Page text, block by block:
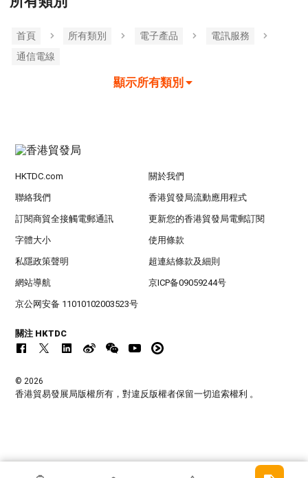
首頁 所有類別 電子產品
電訊服務
通信電線
顯示所有類別
HKTDC.com 關於我們
聯絡我們 香港貿發局流動應用程式
訂閱商貿全接觸電郵通訊 更新您的香港貿發局電郵訂閱
字體大小 使用條款
私隱政策聲明 超連結條款及細則
網站導航 京ICP备09059244号
京公网安备 11010102003523号
關注 HKTDC
© 2026
香港貿易發展局版權所有，對違反版權者保留一切追索權利 。